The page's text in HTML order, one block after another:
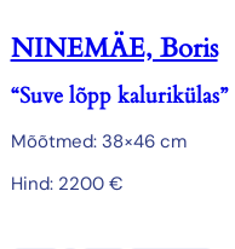
NINEMÄE, Boris
“Suve lõpp kalurikülas”
Mõõtmed: 38×46 cm
Hind: 2200 €